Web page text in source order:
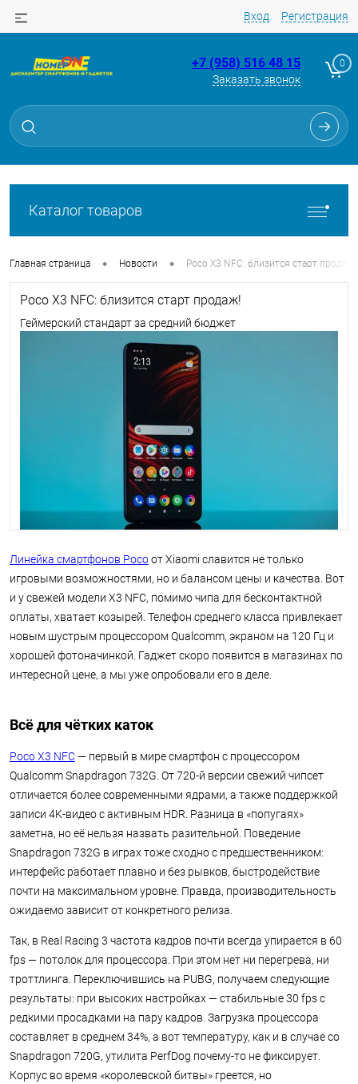
Вход Регистрация
+7 (958) 516 48 15
Заказать звонок
0
Каталог товаров
Главная страница • Новости • Poco X3 NFC: близится старт продаж!
Poco X3 NFC: близится старт продаж!
Геймерский стандарт за средний бюджет
Линейка смартфонов Pocoот Xiaomi славится не только
игровыми возможностями, но и балансом цены и качества. Вот
и у свежей модели X3 NFC, помимо чипа для бесконтактной
оплаты, хватает козырей. Телефон среднего класса привлекает
новым шустрым процессором Qualcomm, экраном на 120 Гц и
хорошей фотоначинкой. Гаджет скоро появится в магазинах по
интересной цене, а мы уже опробовали его в деле.
Всё для чётких каток
Poco X3 NFC— первый в мире смартфон с процессором
Qualcomm Snapdragon 732G. От 720-й версии свежий чипсет
отличается более современными ядрами, а также поддержкой
записи 4K-видео с активным HDR. Разница в «попугаях»
заметна, но её нельзя назвать разительной. Поведение
Snapdragon 732G в играх тоже сходно с предшественником:
интерфейс работает плавно и без рывков, быстродействие
почти на максимальном уровне. Правда, производительность
ожидаемо зависит от конкретного релиза.
Так, в Real Racing 3 частота кадров почти всегда упирается в 60
fps — потолок для процессора. При этом нет ни перегрева, ни
троттлинга. Переключившись на PUBG, получаем следующие
результаты: при высоких настройках — стабильные 30 fps с
редкими просадками на пару кадров. Загрузка процессора
составляет в среднем 34%, а вот температуру, как и в случае со
Snapdragon 720G, утилита PerfDog почему-то не фиксирует.
Корпус во время «королевской битвы» греется, но